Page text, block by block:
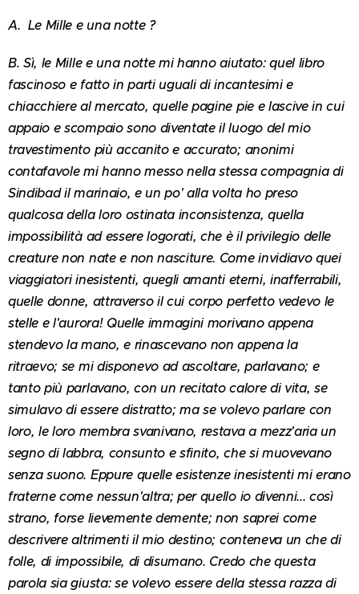
A. Le Mille e una notte ?
B. Sì, le Mille e una notte mi hanno aiutato: quel libro
fascinoso e fatto in parti uguali di incantesimi e
chiacchiere al mercato, quelle pagine pie e lascive in cui
appaio e scompaio sono diventate il luogo del mio
travestimento più accanito e accurato; anonimi
contafavole mi hanno messo nella stessa compagnia di
Sindibad il marinaio, e un po' alla volta ho preso
qualcosa della loro ostinata inconsistenza, quella
impossibilità ad essere logorati, che è il privilegio delle
creature non nate e non nasciture. Come invidiavo quei
viaggiatori inesistenti, quegli amanti eterni, inafferrabili,
quelle donne, attraverso il cui corpo perfetto vedevo le
stelle e l'aurora! Quelle immagini morivano appena
stendevo la mano, e rinascevano non appena la
ritraevo; se mi disponevo ad ascoltare, parlavano; e
tanto più parlavano, con un recitato calore di vita, se
simulavo di essere distratto; ma se volevo parlare con
loro, le loro membra svanivano, restava a mezz'aria un
segno di labbra, consunto e sfinito, che si muovevano
senza suono. Eppure quelle esistenze inesistenti mi erano
fraterne come nessun'altra; per quello io divenni... così
strano, forse lievemente demente; non saprei come
descrivere altrimenti il mio destino; conteneva un che di
folle, di impossibile, di disumano. Credo che questa
parola sia giusta: se volevo essere della stessa razza di